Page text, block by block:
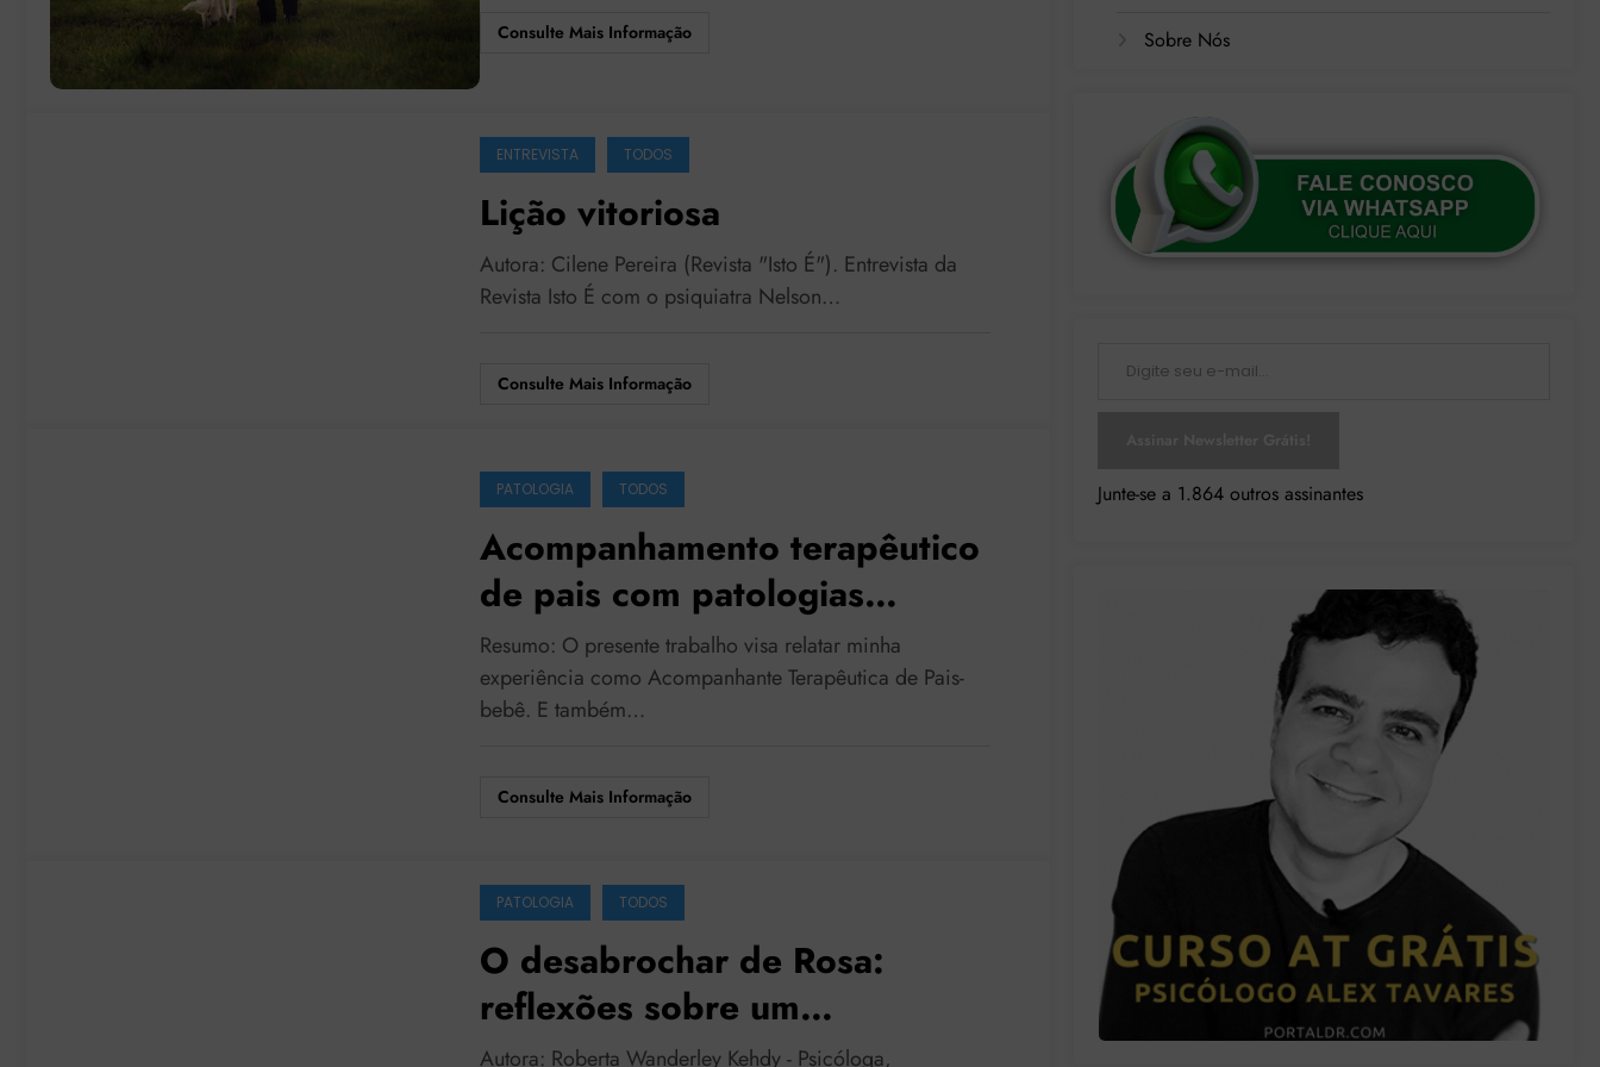
Consulte Mais Informação
ENTREVISTA TODOS
Lição vitoriosa
Autora: Cilene Pereira (Revista "Isto É"). Entrevista da
Revista Isto É com o psiquiatra Nelson…
Consulte Mais Informação
PATOLOGIA TODOS
Acompanhamento terapêutico
de pais com patologias
psíquicas e seu bebê
Resumo: O presente trabalho visa relatar minha
experiência como Acompanhante Terapêutica de Pais-
bebê. E também…
Consulte Mais Informação
PATOLOGIA TODOS
O desabrochar de Rosa:
reflexões sobre um
acompanhamento terapêutico
Autora: Roberta Wanderley Kehdy - Psicóloga,
Sobre Nós
Junte-se a 1.864 outros assinantes